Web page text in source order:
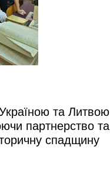
та Литвою
партнерство та
спадщину